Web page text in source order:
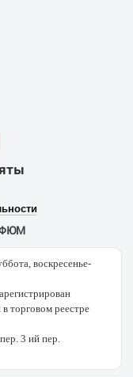
воскресенье-
торговом реестре
3 ий пер.